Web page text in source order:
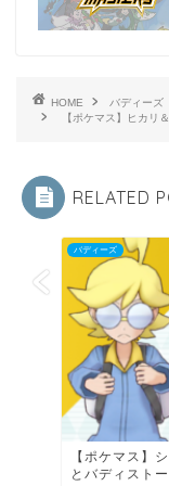
HOME
バディーズ
【ポケマス】ヒカリ
RELATED
バディーズ
【ポケマス】
とバディストー